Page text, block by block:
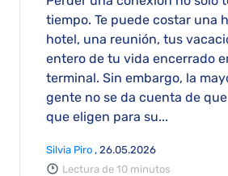
perdidas en 2026
tiempo. Te puede costar una
hotel, una reunión, tus
entero de tu vida encerrado
terminal. Sin embargo, la
gente no se da cuenta de
que eligen para su...
Silvia Piro , 26.05.2026
Lectura de 10 minutos